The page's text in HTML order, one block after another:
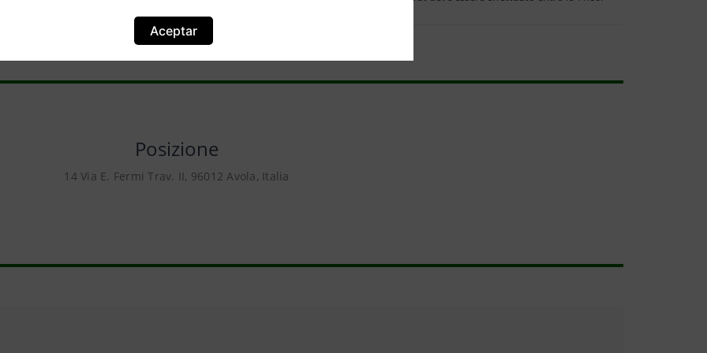
Posizione
14 Via E. Fermi Trav. II, 96012 Avola, Italia
Aceptar